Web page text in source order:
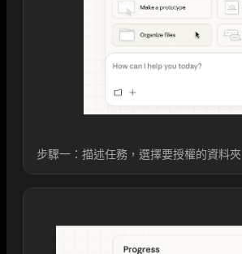
步驟一：描述任務，選擇要授權的資料夾